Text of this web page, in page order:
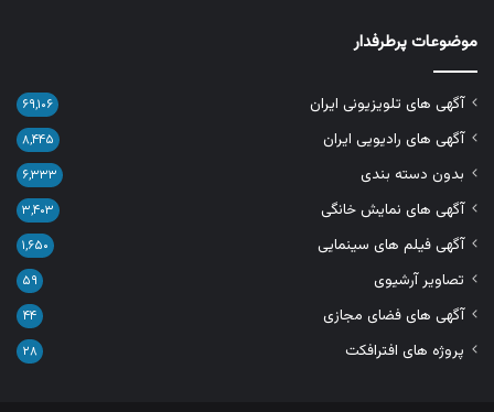
موضوعات پرطرفدار
آگهی های تلویزیونی ایران ۶۹,۱۰۶
آگهی های رادیویی ایران ۸,۴۴۵
بدون دسته بندی ۶,۳۳۳
آگهی های نمایش خانگی ۳,۴۰۳
آگهی فیلم های سینمایی ۱,۶۵۰
تصاویر آرشیوی ۵۹
آگهی های فضای مجازی ۴۴
پروژه های افترافکت ۲۸